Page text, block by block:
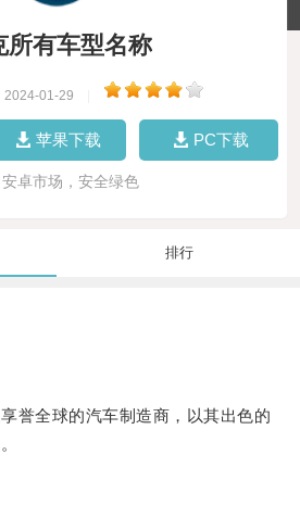
所有车型名称
2024-01-29
苹果下载 PC下载
安卓市场，安全绿色
排行
全球的汽车制造商，以其出色的